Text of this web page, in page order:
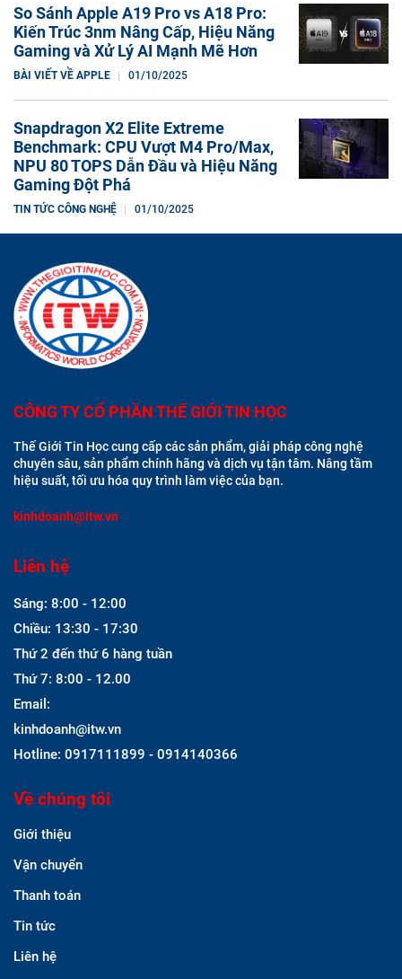
So Sánh Apple A19 Pro vs A18 Pro:
Kiến Trúc 3nm Nâng Cấp, Hiệu Năng
Gaming và Xử Lý AI Mạnh Mẽ Hơn
BÀI VIẾT VỀ APPLE 01/10/2025
Snapdragon X2 Elite Extreme
Benchmark: CPU Vượt M4 Pro/Max,
NPU 80 TOPS Dẫn Đầu và Hiệu Năng
Gaming Đột Phá
TIN TỨC CÔNG NGHỆ 01/10/2025
CÔNG TY CỔ PHẦN THẾ GIỚI TIN HỌC
Thế Giới Tin Học cung cấp các sản phẩm, giải pháp công nghệ
chuyên sâu, sản phẩm chính hãng và dịch vụ tận tâm. Nâng tầm
hiệu suất, tối ưu hóa quy trình làm việc của bạn.
kinhdoanh@itw.vn
Liên hệ
Sáng: 8:00 - 12:00
Chiều: 13:30 - 17:30
Thứ 2 đến thứ 6 hàng tuần
Thứ 7: 8:00 - 12.00
Email:
kinhdoanh@itw.vn
Hotline: 0917111899 - 0914140366
Về chúng tôi
Giới thiệu
Vận chuyển
Thanh toán
Tin tức
Liên hệ